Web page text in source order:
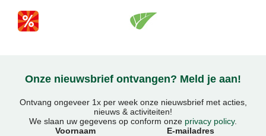
Onze nieuwsbrief ontvangen? Meld je aan!
Ontvang ongeveer 1x per week onze nieuwsbrief met acties,
nieuws & activiteiten!
We slaan uw gegevens op conform onze privacy policy.
Voornaam
E-mailadres